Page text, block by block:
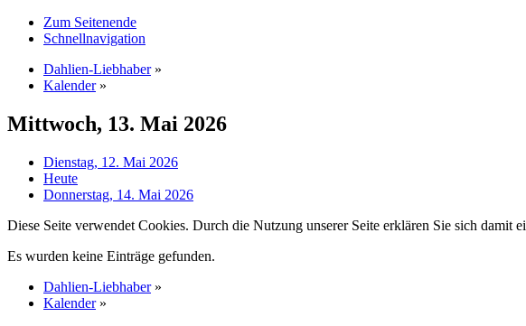
Zum Seitenende
Schnellnavigation
Dahlien-Liebhaber »
Kalender »
Mittwoch, 13. Mai 2026
Dienstag, 12. Mai 2026
Heute
Donnerstag, 14. Mai 2026
Diese Seite verwendet Cookies. Durch die Nutzung unserer Seite erklären Sie sich damit
Es wurden keine Einträge gefunden.
Dahlien-Liebhaber »
Kalender »